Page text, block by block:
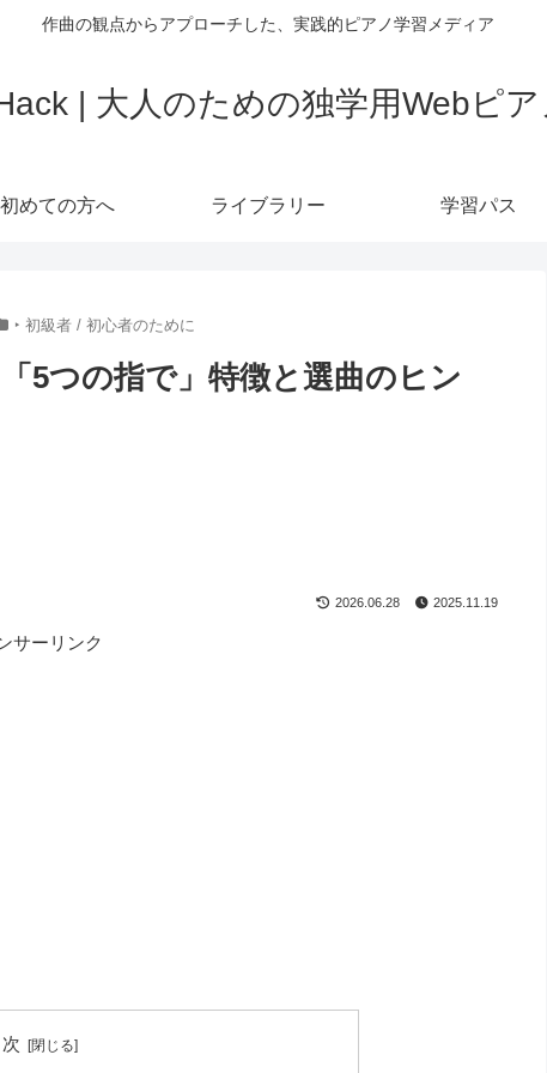
作曲の観点からアプローチした、実践的ピアノ学習メディア
| 大人のための独学用Webピア
初めての方へ ライブラリー 学習パス
‣ 初級者 / 初心者のために
5つの指で」特徴と選曲のヒン
2026.06.28 2025.11.19
サーリンク